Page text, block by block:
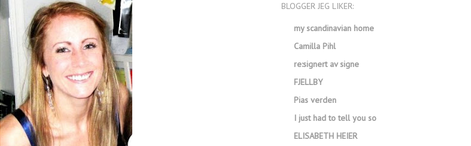
BLOGGER JEG LIKER:
my scandinavian home
Camilla Pihl
re:signert av signe
FJELLBY
Pias verden
I just had to tell you so
ELISABETH HEIER